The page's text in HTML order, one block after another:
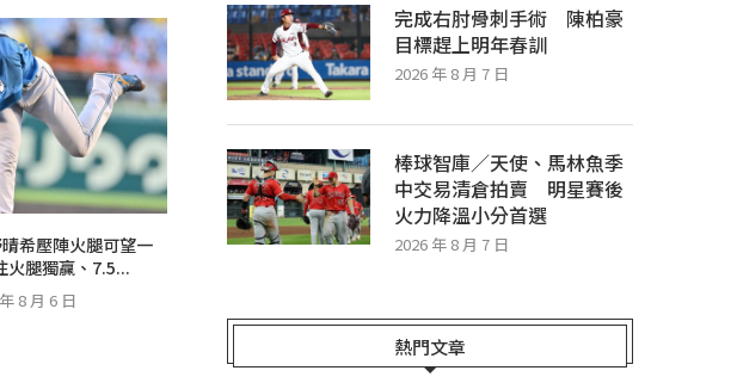
希壓陣火腿可望一
腿獨贏、7.5...
8 月 6 日
棒球智庫／水手卡斯提歐轉戰白襪初登
完成右肘骨刺手術 陳柏豪
目標趕上明年春訓
2026 年 8 月 7 日
棒球智庫／天使、馬林魚季
中交易清倉拍賣 明星賽後
火力降溫小分首選
2026 年 8 月 7 日
熱門文章